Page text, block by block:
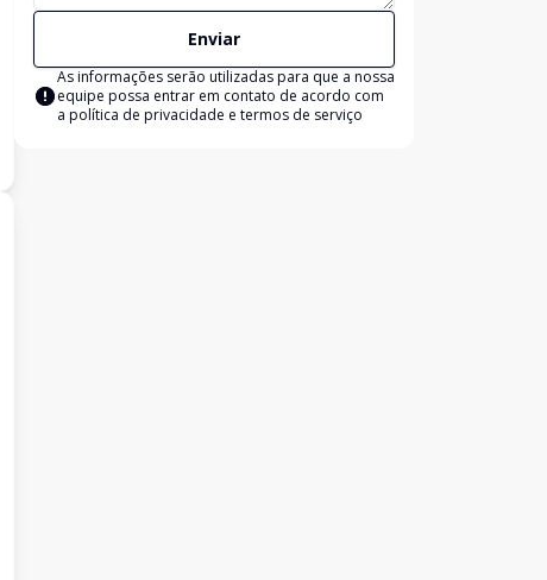
Enviar
As informações serão utilizadas para que a nossa
equipe possa entrar em contato de acordo com
a política de privacidade e termos de serviço